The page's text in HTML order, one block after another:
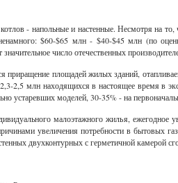
- напольные и настенные. Несмотря на
$60-$65 млн - $40-$45 млн (по
число отечественных
приращение площадей жилых зданий,
2,5 млн находящихся в настоящее время в
устаревших моделей, 30-35% - на
малоэтажного жилья,
увеличения потребности в бытовых
двухконтурных с герметичной камерой